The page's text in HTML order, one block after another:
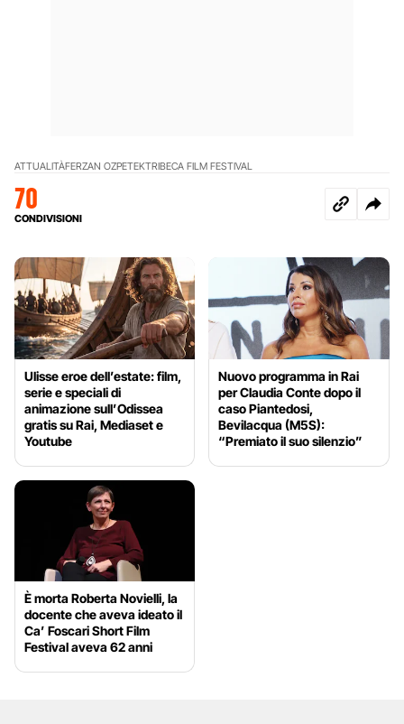
ATTUALITÀFERZAN OZPETEKTRIBECA FILM FESTIVAL
70
CONDIVISIONI
Ulisse eroe dell’estate: film,
serie e speciali di
animazione sull’Odissea
gratis su Rai, Mediaset e
Youtube
Nuovo programma in Rai
per Claudia Conte dopo il
caso Piantedosi,
Bevilacqua (M5S):
“Premiato il suo silenzio”
È morta Roberta Novielli, la
docente che aveva ideato il
Ca’ Foscari Short Film
Festival aveva 62 anni